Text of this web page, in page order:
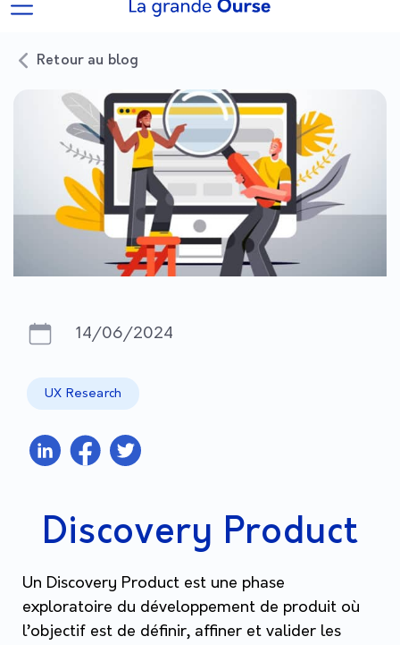
Retour au blog
14/06/2024
UX Research
Discovery Product
Un Discovery Product est une phase
exploratoire du développement de produit où
l’objectif est de définir, affiner et valider les